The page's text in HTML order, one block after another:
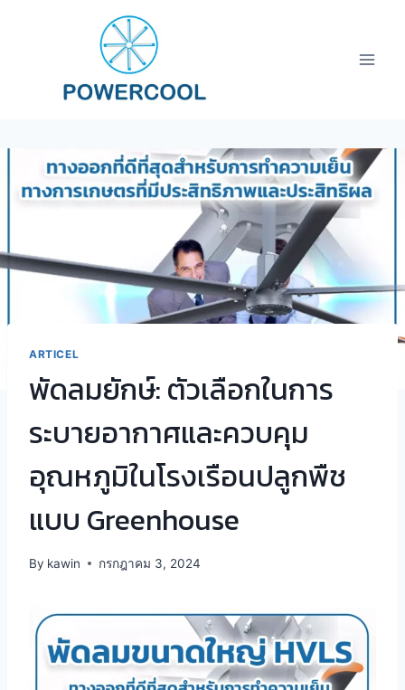
ARTICEL
พัดลมยักษ์: ตัวเลือกในการ
ระบายอากาศและควบคุม
อุณหภูมิในโรงเรือนปลูกพืช
แบบ Greenhouse
By kawin กรกฎาคม 3, 2024